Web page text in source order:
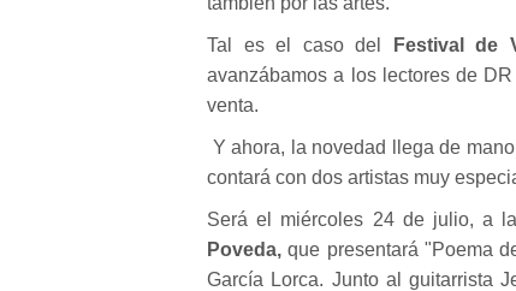
Tal es el caso del Festival de
avanzábamos a los lectores de
venta.
Y ahora, la novedad llega de
contará con dos artistas muy
Será el miércoles 24 de julio, a
Poveda, que presentará "Poema
García Lorca. Junto al guitarrista